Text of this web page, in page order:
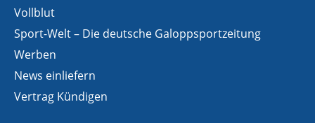
Vollblut
Sport-Welt – Die deutsche Galoppsportzeitung
Werben
News einliefern
Vertrag Kündigen